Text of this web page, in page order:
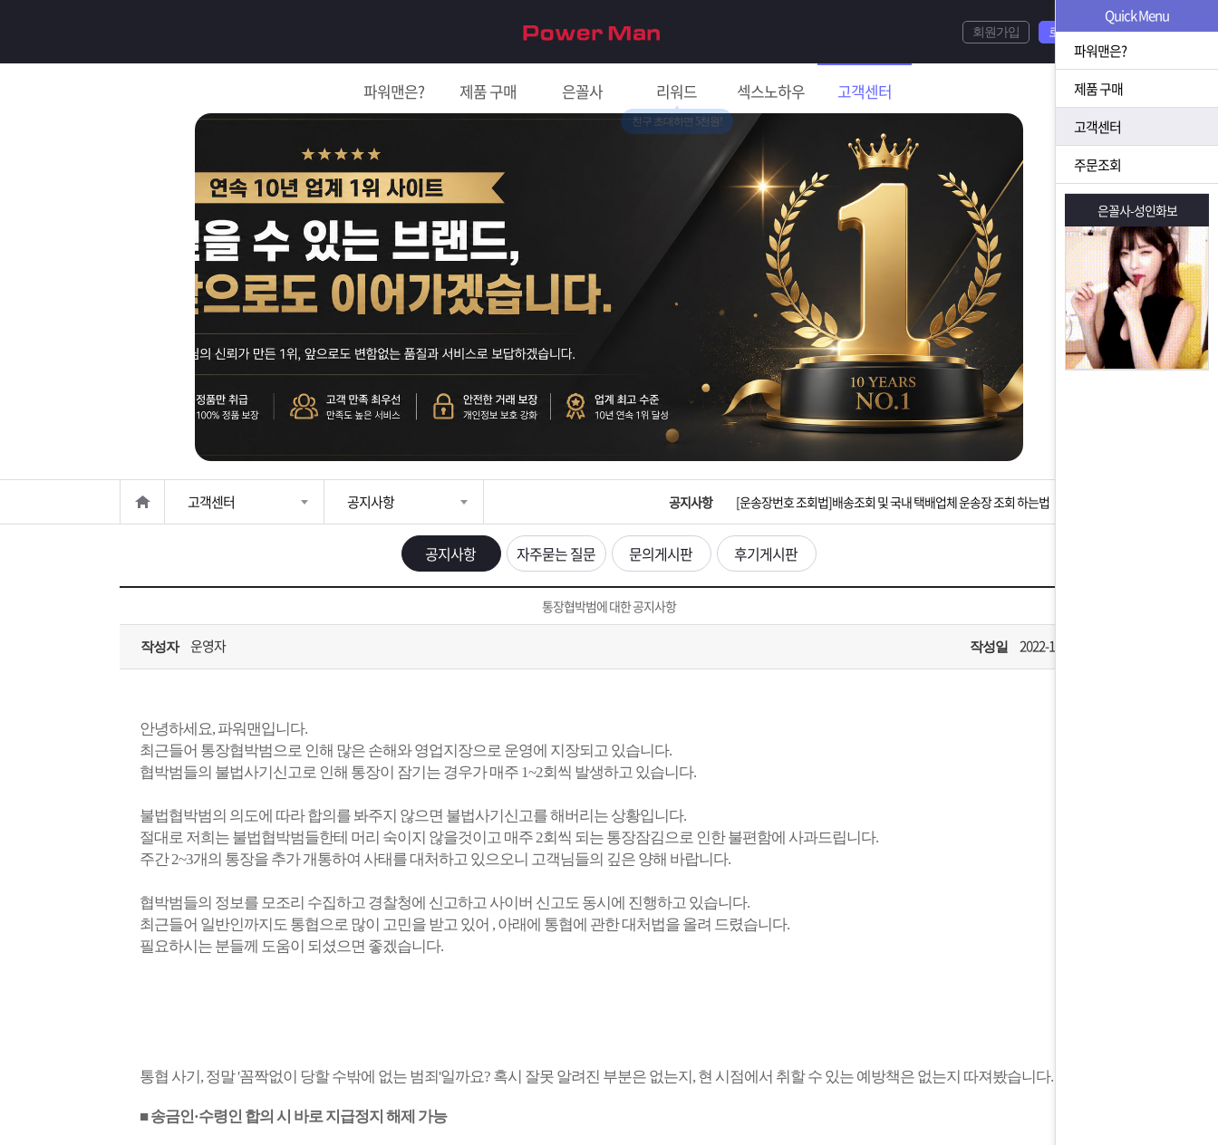
파워맨은? 제품 구매 은꼴사 리워드
친구 초대하면 5천원!
섹스노하우 고객센터
회원가입 로그인
그
고객센터 공지사항 공지사항
입금확인이 안되는 상황을 대비해 꼭 입금후 고객센터 연락바랍니다.
[2026구정 연휴]설 연휴 배송 및 휴무 안내
[운송장번호 조회법]배송조회 및 국내 택배업체 운송장 조회 하는법
[ios앱 오픈]아이폰 고객 앱설치 가능합니다.
[무인택배함 이용 안내] 집 밖에 주소로 택배 받기
공지사항 자주묻는 질문 문의게시판 후기게시판
통장협박범에 대한 공지사항
작성자 운영자 작성일 2022-10-22
안녕하세요, 파워맨입니다.
최근들어 통장협박범으로 인해 많은 손해와 영업지장으로 운영에 지장되고 있습니다.
협박범들의 불법사기신고로 인해 통장이 잠기는 경우가 매주 1~2회씩 발생하고 있습니다.
불법협박범의 의도에 따라 합의를 봐주지 않으면 불법사기신고를 해버리는 상황입니다.
절대로 저희는 불법협박범들한테 머리 숙이지 않을것이고 매주 2회씩 되는 통장잠김으로 인한 불편함에 사과드립니다.
주간 2~3개의 통장을 추가 개통하여 사태를 대처하고 있으오니 고객님들의 깊은 양해 바랍니다.
협박범들의 정보를 모조리 수집하고 경찰청에 신고하고 사이버 신고도 동시에 진행하고 있습니다.
최근들어 일반인까지도 통협으로 많이 고민을 받고 있어 , 아래에 통협에 관한 대처법을 올려 드렸습니다.
필요하시는 분들께 도움이 되셨으면 좋겠습니다.
통협 사기, 정말 '꼼짝없이 당할 수밖에 없는 범죄'일까요? 혹시 잘못 알려진 부분은 없는지, 현 시점에서 취할 수 있는 예방책은 없는지 따져봤습니다.
■ 송금인·수령인 합의 시 바로 지급정지 해제 가능
Quick Menu
파워맨은?
제품 구매
고객센터
주문조회
은꼴사-성인화보 은꼴사-성인화보